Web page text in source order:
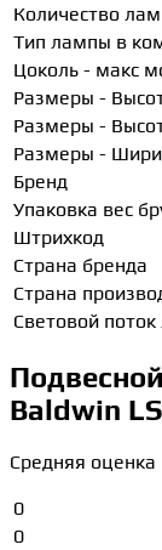
Количество
Тип лампы в
Цоколь - макс
Размеры -
Размеры -
Размеры -
Бренд
Упаковка вес
Штрихкод
Страна бренда
Страна
Световой
Baldwin
Средняя оценка
0
0